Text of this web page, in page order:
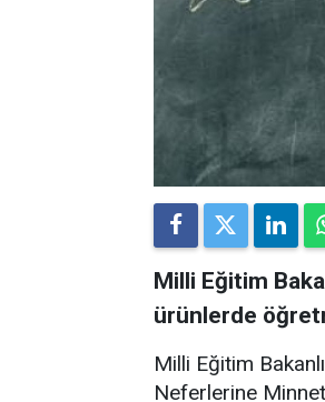
Milli Eğitim
ürünlerde
Milli Eğitim
Neferlerine